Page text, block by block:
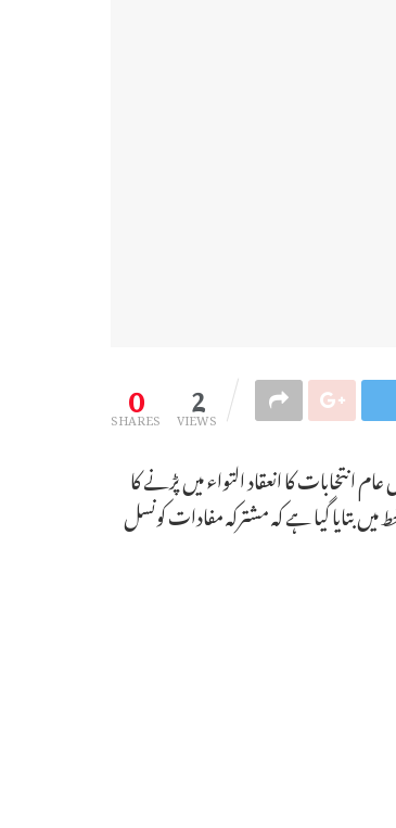
0
SHARES 2
VIEWS
کا انعقاد التواء میں پڑنے کا
گیا ہے کہ مشترکہ مفادات کونسل